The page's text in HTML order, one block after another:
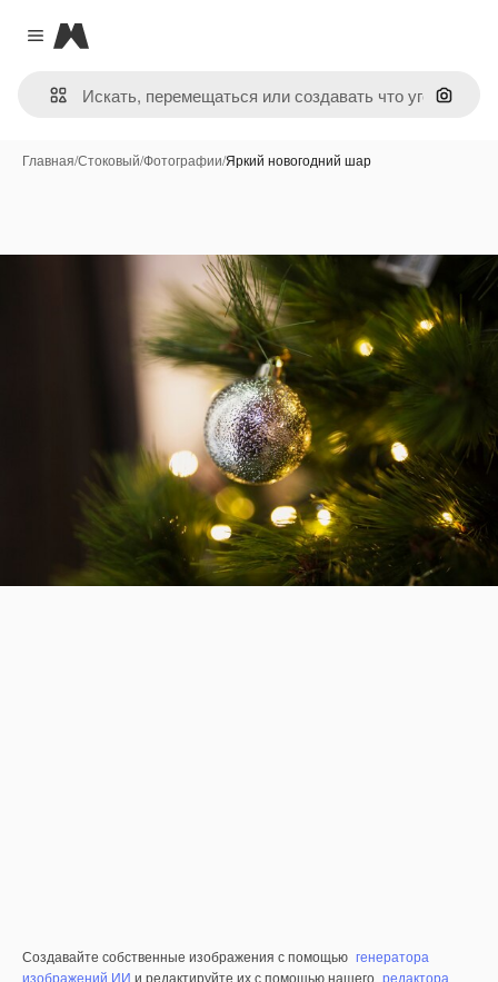
Close menu
Magnific
Поиск
Главная/Стоковый/Фотографии/Яркий новогодний шар
Создавайте собственные изображения с помощью генератора
изображений ИИ и редактируйте их с помощью нашего редактора